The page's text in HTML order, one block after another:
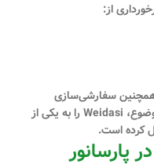
از:
همچنینسفارشی‌سازی
برای بازارهای مختلف دارد. این موضوع، Weidasi را به یکی از
کرده است.
پارسانور